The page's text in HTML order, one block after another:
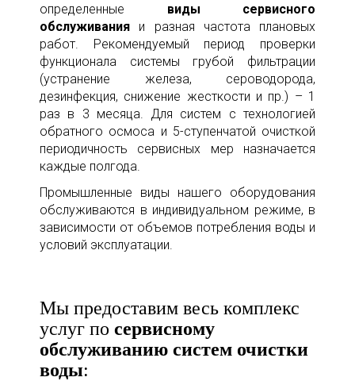
определенные виды сервисного
обслуживания и разная частота плановых
работ. Рекомендуемый период проверки
функционала системы грубой фильтрации
(устранение железа, сероводорода,
дезинфекция, снижение жесткости и пр.) – 1
раз в 3 месяца. Для систем с технологией
обратного осмоса и 5-ступенчатой очисткой
периодичность сервисных мер назначается
каждые полгода.
Промышленные виды нашего оборудования
обслуживаются в индивидуальном режиме, в
зависимости от объемов потребления воды и
условий эксплуатации.
Мы предоставим весь комплекс
услуг по сервисному
обслуживанию систем очистки
воды: